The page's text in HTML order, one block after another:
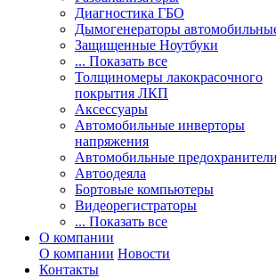
Диагностика ГБО
Дымогенераторы
Защищенные Ноутбуки
... Показать все
Толщиномеры лакокрасочного
покрытия ЛКП
Аксессуары
Автомобильные инверторы
напряжения
Автомобильные
Автоодеяла
Бортовые компьютеры
Видеорегистраторы
... Показать все
О компании
О компании Новости
Контакты